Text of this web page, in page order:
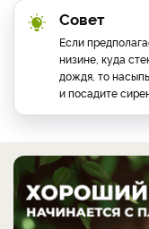
Совет
Если
низине, куда
дождя, то
и посадите